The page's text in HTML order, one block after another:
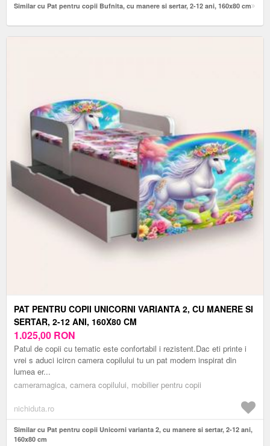
Similar cu Pat pentru copii Bufnita, cu manere si sertar, 2-12 ani, 160x80 cm
PAT PENTRU COPII UNICORNI VARIANTA 2, CU MANERE SI
SERTAR, 2-12 ANI, 160X80 CM
1.025,00 RON
Patul de copii cu tematic este confortabil i rezistent.Dac eti printe i
vrei s aduci icircn camera copilului tu un pat modern inspirat din
lumea er...
cameramagica, camera copilului, mobilier pentru copii
nichiduta.ro
Similar cu Pat pentru copii Unicorni varianta 2, cu manere si sertar, 2-12 ani,
160x80 cm